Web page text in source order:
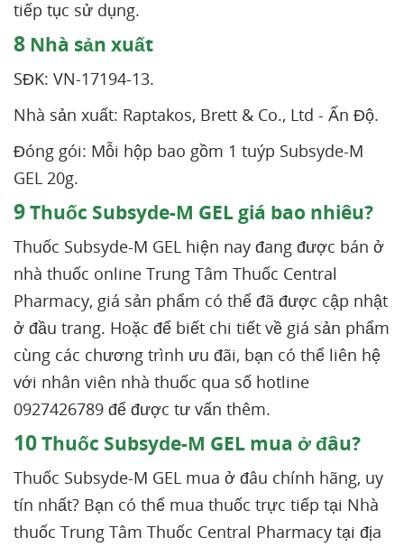
tiếp tục sử dụng.
8 Nhà sản xuất
SĐK: VN-17194-13.
Nhà sản xuất: Raptakos, Brett & Co., Ltd - Ấn Độ.
Đóng gói: Mỗi hộp bao gồm 1 tuýp Subsyde-M
GEL 20g.
9Thuốc Subsyde-M GEL giá bao nhiêu?
Thuốc Subsyde-M GEL hiện nay đang được bán ở
nhà thuốc online Trung Tâm Thuốc Central
Pharmacy, giá sản phẩm có thể đã được cập nhật
ở đầu trang. Hoặc để biết chi tiết về giá sản phẩm
cùng các chương trình ưu đãi, bạn có thể liên hệ
với nhân viên nhà thuốc qua số hotline
0927426789 để được tư vấn thêm.
10Thuốc Subsyde-M GEL mua ở đâu?
Thuốc Subsyde-M GEL mua ở đâu chính hãng, uy
tín nhất? Bạn có thể mua thuốc trực tiếp tại Nhà
thuốc Trung Tâm Thuốc Central Pharmacy tại địa